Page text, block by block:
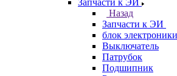
Запчасти к ЭИ
Назад
Запчасти к ЭИ
блок электроники
Выключатель
Патрубок
Подшипник